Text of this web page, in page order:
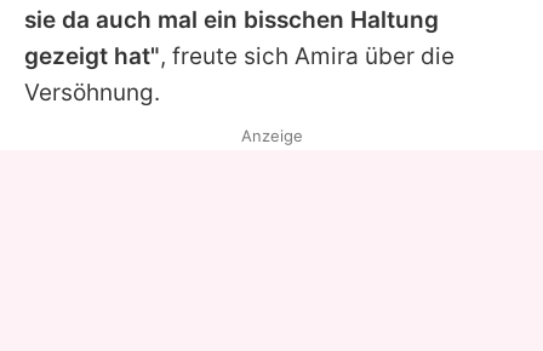
sie da auch mal ein bisschen Haltung
gezeigt hat", freute sich Amira über die
Versöhnung.
Anzeige